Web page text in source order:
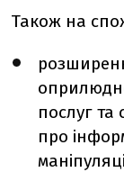
Також на
послуг та
про